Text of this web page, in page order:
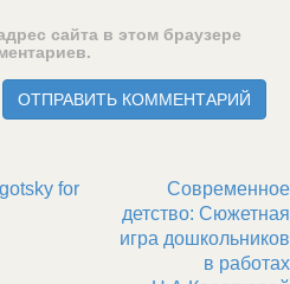
сайта в этом браузере
for
Современное
детство: Сюжетная
игра дошкольников
в работах